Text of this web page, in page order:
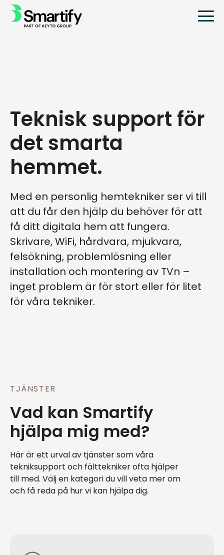
Teknisk support för
det smarta
hemmet.
Med en personlig hemtekniker ser vi till
att du får den hjälp du behöver för att
få ditt digitala hem att fungera.
Skrivare, WiFi, hårdvara, mjukvara,
felsökning, problemlösning eller
installation och montering av TVn –
inget problem är för stort eller för litet
för våra tekniker.
TJÄNSTER
Vad kan Smartify
hjälpa mig med?
Här är ett urval av tjänster som våra
tekniksupport och fälttekniker ofta hjälper
till med. Välj en kategori du vill veta mer om
och få reda på hur vi kan hjälpa dig.